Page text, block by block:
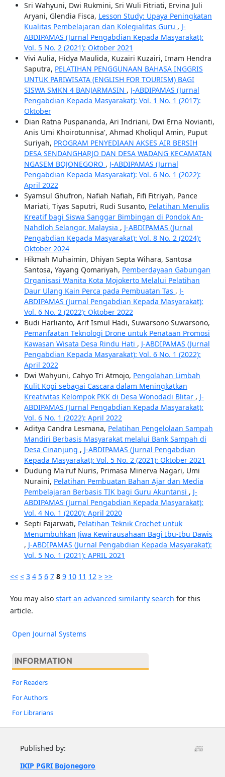
Sri Wahyuni, Dwi Rukmini, Sri Wuli Fitriati, Ervina Juli
Aryani, Glendia Fisca, Lesson Study: Upaya Peningkatan
Kualitas Pembelajaran dan Kolegialitas Guru , J-
ABDIPAMAS (Jurnal Pengabdian Kepada Masyarakat):
Vol. 5 No. 2 (2021): Oktober 2021
Vivi Aulia, Hidya Maulida, Kuzairi Kuzairi, Imam Hendra
Saputra, PELATIHAN PENGGUNAAN BAHASA INGGRIS
UNTUK PARIWISATA (ENGLISH FOR TOURISM) BAGI
SISWA SMKN 4 BANJARMASIN , J-ABDIPAMAS (Jurnal
Pengabdian Kepada Masyarakat): Vol. 1 No. 1 (2017):
Oktober
Dian Ratna Puspananda, Ari Indriani, Dwi Erna Novianti,
Anis Umi Khoirotunnisa', Ahmad Kholiqul Amin, Puput
Suriyah, PROGRAM PENYEDIAAN AKSES AIR BERSIH
DESA SENDANGHARJO DAN DESA WADANG KECAMATAN
NGASEM BOJONEGORO , J-ABDIPAMAS (Jurnal
Pengabdian Kepada Masyarakat): Vol. 6 No. 1 (2022):
April 2022
Syamsul Ghufron, Nafiah Nafiah, Fifi Fitriyah, Pance
Mariati, Tiyas Saputri, Rudi Susanto, Pelatihan Menulis
Kreatif bagi Siswa Sanggar Bimbingan di Pondok An-
Nahdloh Selangor, Malaysia , J-ABDIPAMAS (Jurnal
Pengabdian Kepada Masyarakat): Vol. 8 No. 2 (2024):
Oktober 2024
Hikmah Muhaimin, Dhiyan Septa Wihara, Santosa
Santosa, Yayang Qomariyah, Pemberdayaan Gabungan
Organisasi Wanita Kota Mojokerto Melalui Pelatihan
Daur Ulang Kain Perca pada Pembuatan Tas , J-
ABDIPAMAS (Jurnal Pengabdian Kepada Masyarakat):
Vol. 6 No. 2 (2022): Oktober 2022
Budi Harlianto, Arif Ismul Hadi, Suwarsono Suwarsono,
Pemanfaatan Teknologi Drone untuk Penataan Promosi
Kawasan Wisata Desa Rindu Hati , J-ABDIPAMAS (Jurnal
Pengabdian Kepada Masyarakat): Vol. 6 No. 1 (2022):
April 2022
Dwi Wahyuni, Cahyo Tri Atmojo, Pengolahan Limbah
Kulit Kopi sebagai Cascara dalam Meningkatkan
Kreativitas Kelompok PKK di Desa Wonodadi Blitar , J-
ABDIPAMAS (Jurnal Pengabdian Kepada Masyarakat):
Vol. 6 No. 1 (2022): April 2022
Aditya Candra Lesmana, Pelatihan Pengelolaan Sampah
Mandiri Berbasis Masyarakat melalui Bank Sampah di
Desa Cinanjung , J-ABDIPAMAS (Jurnal Pengabdian
Kepada Masyarakat): Vol. 5 No. 2 (2021): Oktober 2021
Dudung Ma'ruf Nuris, Primasa Minerva Nagari, Umi
Nuraini, Pelatihan Pembuatan Bahan Ajar dan Media
Pembelajaran Berbasis TIK bagi Guru Akuntansi , J-
ABDIPAMAS (Jurnal Pengabdian Kepada Masyarakat):
Vol. 4 No. 1 (2020): April 2020
Septi Fajarwati, Pelatihan Teknik Crochet untuk
Menumbuhkan Jiwa Kewirausahaan Bagi Ibu-Ibu Dawis
, J-ABDIPAMAS (Jurnal Pengabdian Kepada Masyarakat):
Vol. 5 No. 1 (2021): APRIL 2021
<< < 3 4 5 6 7 8 9 10 11 12 > >>
You may also start an advanced similarity search for this
article.
Open Journal Systems
INFORMATION
For Readers
For Authors
For Librarians
Published by:
IKIP PGRI Bojonegoro